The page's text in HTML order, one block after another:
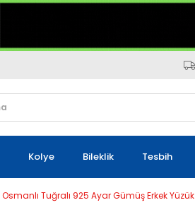
Kolye Bileklik Tesbih
Osmanlı Tuğralı 925 Ayar Gümüş Erkek Yüzük